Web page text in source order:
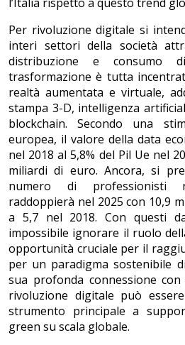
l’Italia rispetto a questo trend
Per rivoluzione digitale si
interi settori della società
distribuzione e consumo
trasformazione è tutta
realtà aumentata e virtuale,
stampa 3-D, intelligenza
blockchain. Secondo una
europea, il valore della data
nel 2018 al 5,8% del Pil Ue nel
miliardi di euro. Ancora, si
numero di professionisti
raddoppierà nel 2025 con 10,9
a 5,7 nel 2018. Con questi
impossibile ignorare il ruolo
opportunità cruciale per il
per un paradigma sostenibile
sua profonda connessione
rivoluzione digitale può
strumento principale a
green su scala globale.